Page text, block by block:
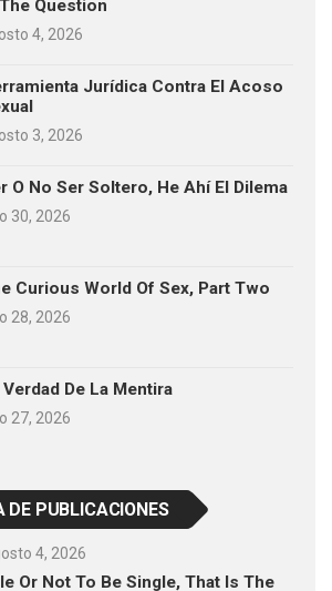
The Question
4, 2026
Jurídica Contra El Acoso
3, 2026
O No Ser Soltero, He Ahí El Dilema
30, 2026
Curious World Of Sex, Part Two
28, 2026
Verdad De La Mentira
27, 2026
DE PUBLICACIONES
4, 2026
Or Not To Be Single, That Is The